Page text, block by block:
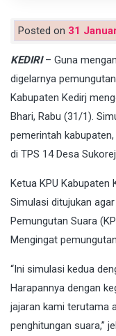
Posted on 31
KEDIRI– Guna
digelarnya
Kabupaten Kedirj
Bhari, Rabu (31/1).
pemerintah
di TPS 14 Desa
Ketua KPU Kabupaten
Simulasi ditujukan
Pemungutan Suara
Mengingat
“Ini simulasi kedua
Harapannya dengan
jajaran kami terutama
penghitungan suara,”